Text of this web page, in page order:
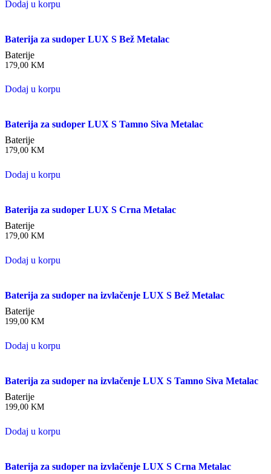
Dodaj u korpu
Baterija za sudoper LUX S Bež Metalac
Baterije
179,00 KM
Dodaj u korpu
Baterija za sudoper LUX S Tamno Siva Metalac
Baterije
179,00 KM
Dodaj u korpu
Baterija za sudoper LUX S Crna Metalac
Baterije
179,00 KM
Dodaj u korpu
Baterija za sudoper na izvlačenje LUX S Bež Metalac
Baterije
199,00 KM
Dodaj u korpu
Baterija za sudoper na izvlačenje LUX S Tamno Siva Metalac
Baterije
199,00 KM
Dodaj u korpu
Baterija za sudoper na izvlačenje LUX S Crna Metalac